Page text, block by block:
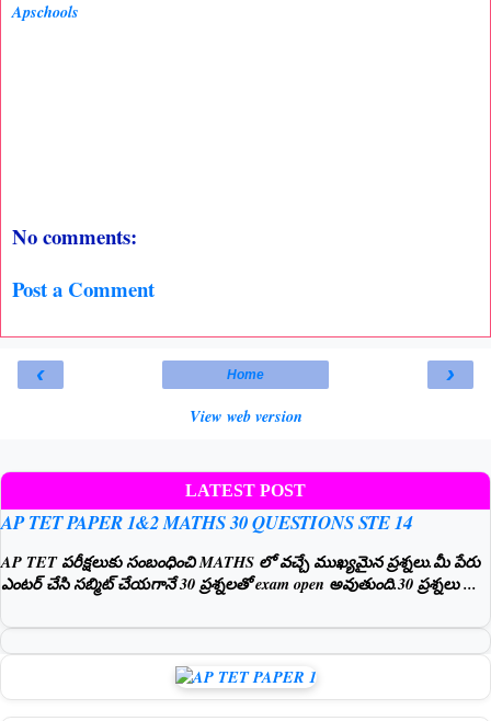
Apschools
No comments:
Post a Comment
‹ ›
Home
View web version
LATEST POST
AP TET PAPER 1&2 MATHS 30 QUESTIONS STE 14
AP TET పరీక్షలుకు సంబంధించి MATHS లో వచ్చే ముఖ్యమైన ప్రశ్నలు.మీ పేరు
ఎంటర్ చేసి సబ్మిట్ చేయగానే 30 ప్రశ్నలతో exam open అవుతుంది.30 ప్రశ్నలు ...